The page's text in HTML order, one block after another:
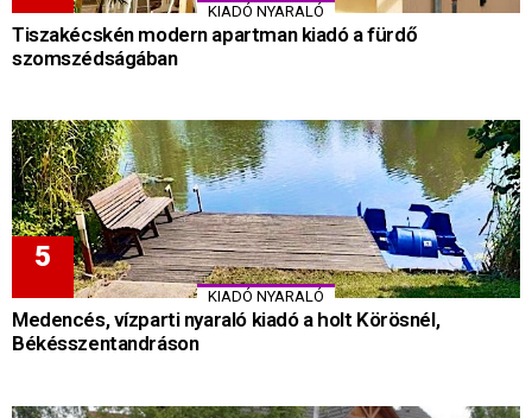
KIADÓ NYARALÓ
Tiszakécskén modern apartman kiadó a fürdő
szomszédságában
KIADÓ NYARALÓ
Medencés, vízparti nyaraló kiadó a holt Körösnél,
Békésszentandráson